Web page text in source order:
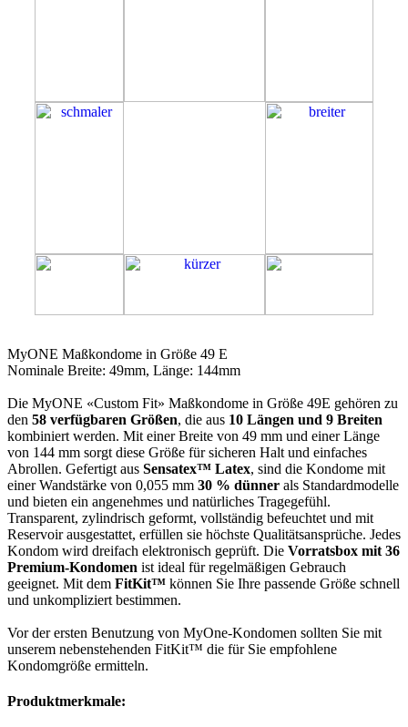
MyONE Maßkondome in Größe 49 E
Nominale Breite: 49mm, Länge: 144mm
Die MyONE «Custom Fit» Maßkondome in Größe 49E gehören zu
den 58 verfügbaren Größen, die aus 10 Längen und 9 Breiten
kombiniert werden. Mit einer Breite von 49 mm und einer Länge
von 144 mm sorgt diese Größe für sicheren Halt und einfaches
Abrollen. Gefertigt aus Sensatex™ Latex, sind die Kondome mit
einer Wandstärke von 0,055 mm 30 % dünner als Standardmodelle
und bieten ein angenehmes und natürliches Tragegefühl.
Transparent, zylindrisch geformt, vollständig befeuchtet und mit
Reservoir ausgestattet, erfüllen sie höchste Qualitätsansprüche. Jedes
Kondom wird dreifach elektronisch geprüft. Die Vorratsbox mit 36
Premium-Kondomen ist ideal für regelmäßigen Gebrauch
geeignet. Mit dem FitKit™ können Sie Ihre passende Größe schnell
und unkompliziert bestimmen.
Vor der ersten Benutzung von MyOne-Kondomen sollten Sie mit
unserem nebenstehenden FitKit™ die für Sie empfohlene
Kondomgröße ermitteln.
Produktmerkmale: